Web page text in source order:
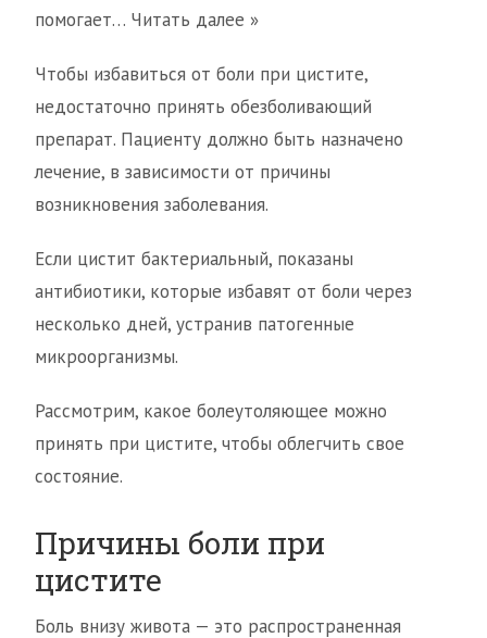
помогает… Читать далее »
Чтобы избавиться от боли при цистите,
недостаточно принять обезболивающий
препарат. Пациенту должно быть назначено
лечение, в зависимости от причины
возникновения заболевания.
Если цистит бактериальный, показаны
антибиотики, которые избавят от боли через
несколько дней, устранив патогенные
микроорганизмы.
Рассмотрим, какое болеутоляющее можно
принять при цистите, чтобы облегчить свое
состояние.
Причины боли при
цистите
Боль внизу живота — это распространенная